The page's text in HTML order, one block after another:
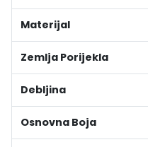
Materijal
Zemlja Porijekla
Debljina
Osnovna Boja